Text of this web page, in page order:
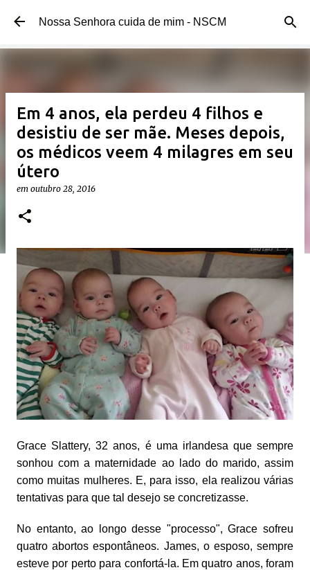
Pular para o conteúdo principal
Nossa Senhora cuida de mim - NSCM
Em 4 anos, ela perdeu 4 filhos e
desistiu de ser mãe. Meses depois,
os médicos veem 4 milagres em seu
útero
em outubro 28, 2016
Grace Slattery, 32 anos, é uma irlandesa que sempre
sonhou com a maternidade ao lado do marido, assim
como muitas mulheres. E, para isso, ela realizou várias
tentativas para que tal desejo se concretizasse.
No entanto, ao longo desse "processo", Grace sofreu
quatro abortos espontâneos. James, o esposo, sempre
esteve por perto para confortá-la. Em quatro anos, foram